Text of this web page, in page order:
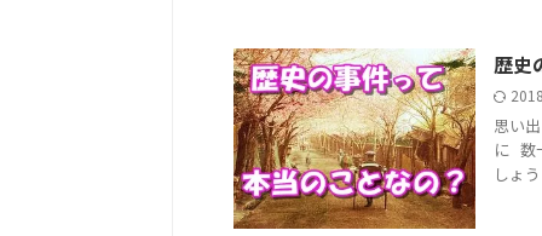
歴史
思い
に 数
しょ